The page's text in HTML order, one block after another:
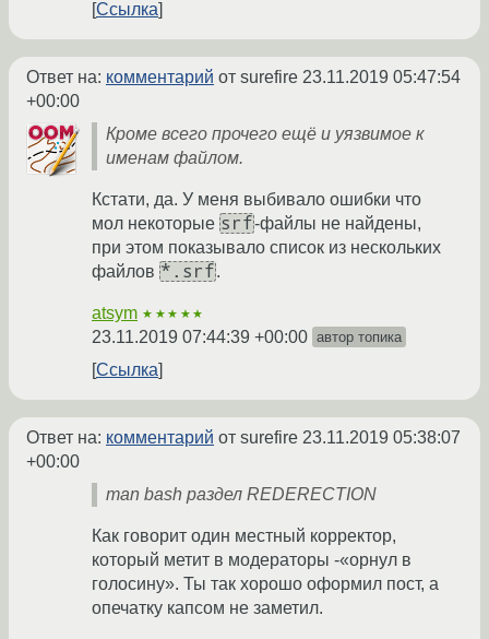
Ссылка
Ответ на: комментарий от surefire 23.11.2019 05:47:54
+00:00
Кроме всего прочего ещё и уязвимое к
именам файлом.
Кстати, да. У меня выбивало ошибки что
мол некоторые srf-файлы не найдены,
при этом показывало список из нескольких
файлов *.srf.
atsym ★★★★★
23.11.2019 07:44:39 +00:00 автор топика
Ссылка
Ответ на: комментарий от surefire 23.11.2019 05:38:07
+00:00
man bash раздел REDERECTION
Как говорит один местный корректор,
который метит в модераторы -«орнул в
голосину». Ты так хорошо оформил пост, а
опечатку капсом не заметил.